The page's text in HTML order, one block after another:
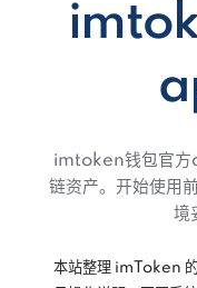
imtoken钱包官方
链资产。开始使用
境
本站整理 imToken